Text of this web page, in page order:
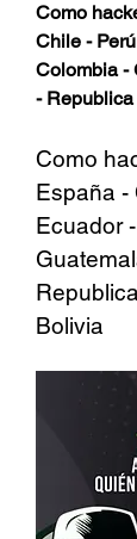
Como
Chile -
Colombia -
-
Como
España -
Ecuador
Bolivia